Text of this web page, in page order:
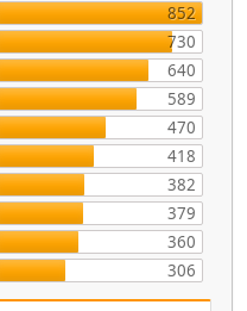
852
730
640
589
470
418
382
379
360
306